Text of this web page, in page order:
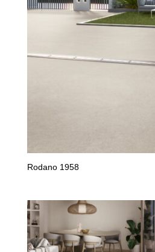
Rodano 1958